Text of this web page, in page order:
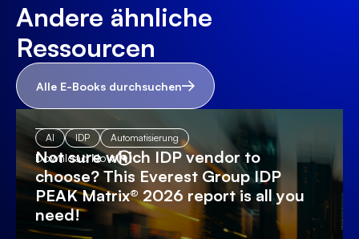
Andere ähnliche
Ressourcen
Alle E-Books durchsuchen
AI IDP Automatisierung
Not sure which IDP vendor to
choose? This Everest Group IDP
PEAK Matrix® 2026 report is all you
need!
Download Now